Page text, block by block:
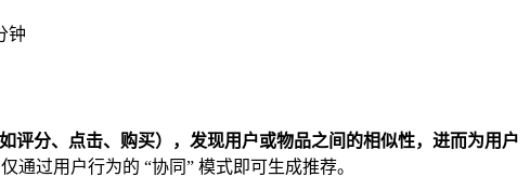
钟
评分、点击、购买），发现用户或物品之间的相似性，进而为用户
过用户行为的 “协同” 模式即可生成推荐。